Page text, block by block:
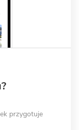
przygotuje